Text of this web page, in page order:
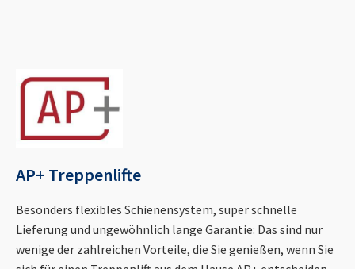
AP+ Treppenlifte
Besonders flexibles Schienensystem, super schnelle
Lieferung und ungewöhnlich lange Garantie: Das sind nur
wenige der zahlreichen Vorteile, die Sie genießen, wenn Sie